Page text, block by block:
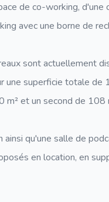
de co-working, d'une
avec une borne de
sont actuellement
une superficie totale de
m² et un second de 108
ainsi qu'une salle de
en location, en